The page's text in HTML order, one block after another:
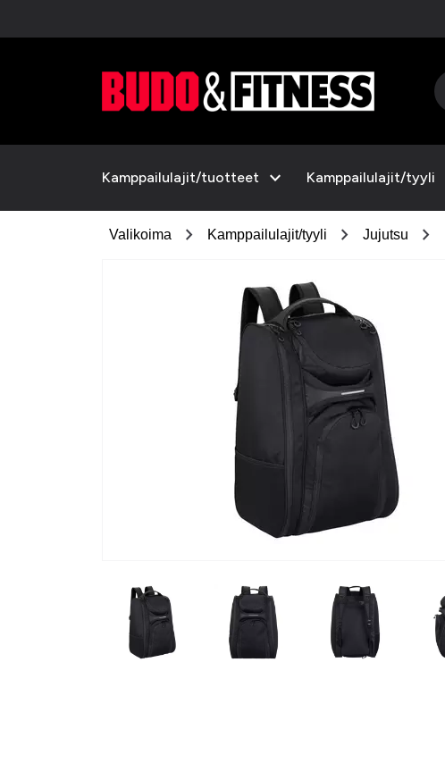
Kamppailulajit/tuotteet expand_more Kamppailulajit/tyyli
Valikoima chevron_right Kamppailulajit/tyyli chevron_right Jujutsu chevron_right